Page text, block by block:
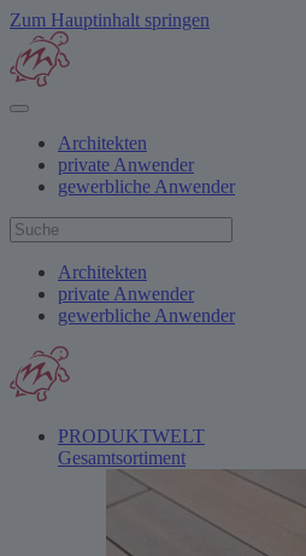
Zum Hauptinhalt springen
Architekten
private Anwender
gewerbliche Anwender
Architekten
private Anwender
gewerbliche Anwender
PRODUKTWELT
Gesamtsortiment